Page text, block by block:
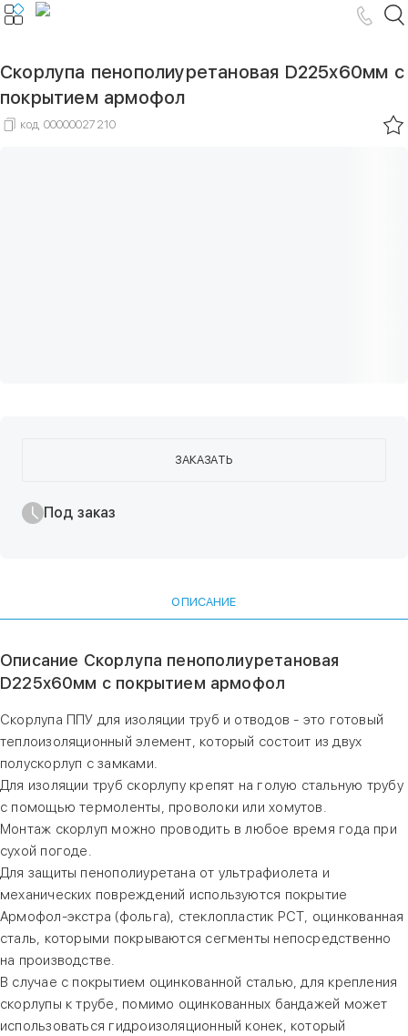
Скорлупа пенополиуретановая D225х60мм с
покрытием армофол
код 00000027210
ЗАКАЗАТЬ
Под заказ
ОПИСАНИЕ
Описание Скорлупа пенополиуретановая
D225х60мм с покрытием армофол
Скорлупа ППУ для изоляции труб и отводов - это готовый
теплоизоляционный элемент, который состоит из двух
полускорлуп с замками.
Для изоляции труб скорлупу крепят на голую стальную трубу
с помощью термоленты, проволоки или хомутов.
Монтаж скорлуп можно проводить в любое время года при
сухой погоде.
Для защиты пенополиуретана от ультрафиолета и
механических повреждений используются покрытие
Армофол-экстра (фольга), стеклопластик РСТ, оцинкованная
сталь, которыми покрываются сегменты непосредственно
на производстве.
В случае с покрытием оцинкованной сталью, для крепления
скорлупы к трубе, помимо оцинкованных бандажей может
использоваться гидроизоляционный конек, который